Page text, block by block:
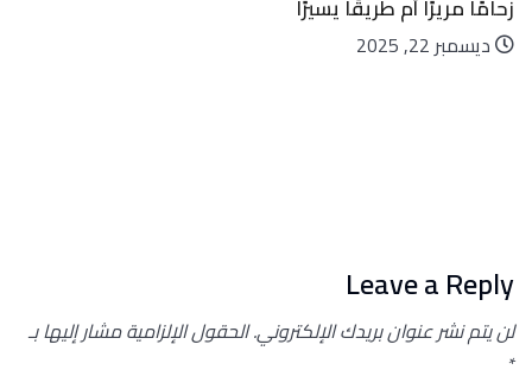
زحامًا مريرًا أم طريقًا يسيرًا
ديسمبر 22, 2025
Leave a Reply
لن يتم نشر عنوان بريدك الإلكتروني.الحقول الإلزامية مشار إليها بـ
*